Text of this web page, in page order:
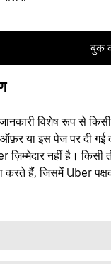
बुक
विशेष रूप से किसी
या इस पेज पर दी गई
ज़िम्मेदार नहीं है।
करते हैं, जिसमें Uber